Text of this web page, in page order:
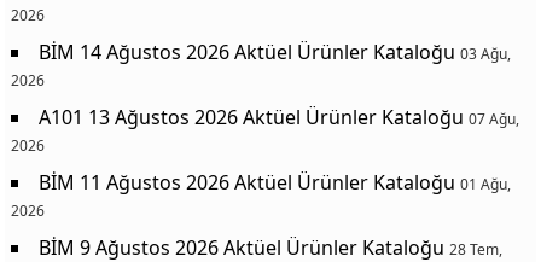
Büyük Çocuk Koltuğu
279 TL
Lisanslı Mısır Kovası
39,50 TL
Sarkap Home Kilitli Metal Kutu
Sisal Halı 120x180 cm
1199 TL
2026
BİM 14 Ağustos 2026 Aktüel Ürünler Kataloğu 03 Ağu,
2026
A101 13 Ağustos 2026 Aktüel Ürünler Kataloğu 07 Ağu,
2026
BİM 11 Ağustos 2026 Aktüel Ürünler Kataloğu 01 Ağu,
2026
BİM 9 Ağustos 2026 Aktüel Ürünler Kataloğu 28 Tem,